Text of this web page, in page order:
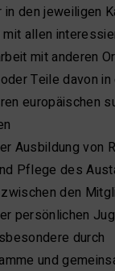
in den jeweiligen
allen
mit anderen
Teile davon in
europäischen
Ausbildung von
Pflege des
den
persönlichen
durch
und